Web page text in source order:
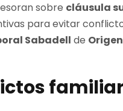
sobre cláusula
para evitar
Sabadell de